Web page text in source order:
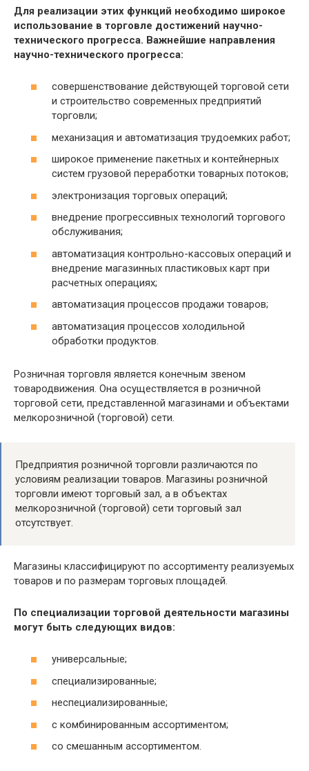
Для реализации этих функций необходимо широкое
использование в торговле достижений научно-
технического прогресса. Важнейшие направления
научно-технического прогресса:
совершенствование действующей торговой сети
и строительство современных предприятий
торговли;
механизация и автоматизация трудоемких работ;
широкое применение пакетных и контейнерных
систем грузовой переработки товарных потоков;
электронизация торговых операций;
внедрение прогрессивных технологий торгового
обслуживания;
автоматизация контрольно-кассовых операций и
внедрение магазинных пластиковых карт при
расчетных операциях;
автоматизация процессов продажи товаров;
автоматизация процессов холодильной
обработки продуктов.
Розничная торговля является конечным звеном
товародвижения. Она осуществляется в розничной
торговой сети, представленной магазинами и объектами
мелкорозничной (торговой) сети.
Предприятия розничной торговли различаются по
условиям реализации товаров. Магазины розничной
торговли имеют торговый зал, а в объектах
мелкорозничной (торговой) сети торговый зал
отсутствует.
Магазины классифицируют по ассортименту реализуемых
товаров и по размерам торговых площадей.
По специализации торговой деятельности магазины
могут быть следующих видов:
универсальные;
специализированные;
неспециализированные;
с комбинированным ассортиментом;
со смешанным ассортиментом.